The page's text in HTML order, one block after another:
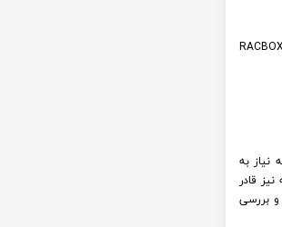
تقریبا هر دستگاهی که دارای سیستم عامل اندروید است، قابلیت اتصال به اینترنت را نیز دارد. مانیتور فابریک اندروید هیوندای i30 برند وینکا سری وینگر RACBOX
نیاز به
قادر
و بررسی